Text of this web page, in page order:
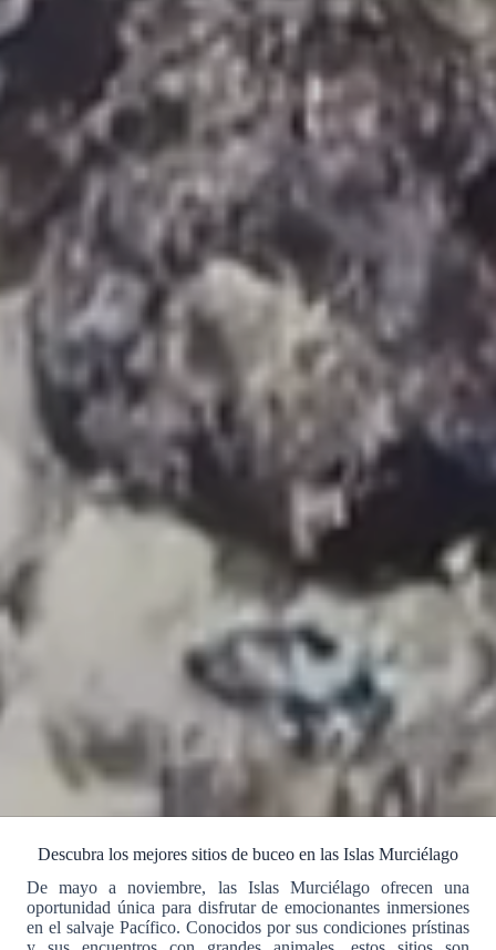
Descubra los mejores sitios de buceo en las Islas Murciélago
De mayo a noviembre, las Islas Murciélago ofrecen una
oportunidad única para disfrutar de emocionantes inmersiones
en el salvaje Pacífico. Conocidos por sus condiciones prístinas